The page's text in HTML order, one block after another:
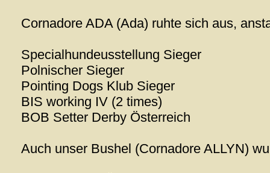
Cornadore ADA (Ada) ruhte sich aus,
Specialhundeusstellung Sieger
Polnischer Sieger
Pointing Dogs Klub Sieger
BIS working IV (2 times)
BOB Setter Derby Österreich
Auch unser Bushel (Cornadore ALLYN)